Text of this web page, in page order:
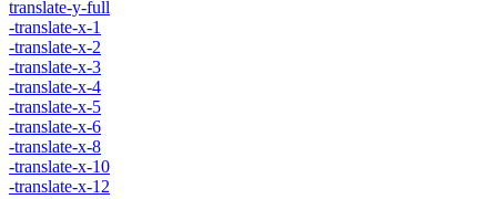
translate-y-full
-translate-x-1
-translate-x-2
-translate-x-3
-translate-x-4
-translate-x-5
-translate-x-6
-translate-x-8
-translate-x-10
-translate-x-12